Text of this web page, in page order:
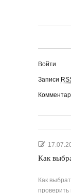
Войти
Записи
Как
Как